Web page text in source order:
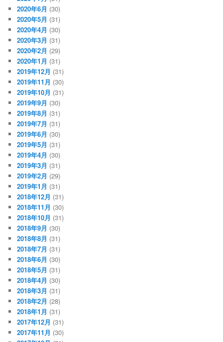
2020年6月 (30)
2020年5月 (31)
2020年4月 (30)
2020年3月 (31)
2020年2月 (29)
2020年1月 (31)
2019年12月 (31)
2019年11月 (30)
2019年10月 (31)
2019年9月 (30)
2019年8月 (31)
2019年7月 (31)
2019年6月 (30)
2019年5月 (31)
2019年4月 (30)
2019年3月 (31)
2019年2月 (29)
2019年1月 (31)
2018年12月 (31)
2018年11月 (30)
2018年10月 (31)
2018年9月 (30)
2018年8月 (31)
2018年7月 (31)
2018年6月 (30)
2018年5月 (31)
2018年4月 (30)
2018年3月 (31)
2018年2月 (28)
2018年1月 (31)
2017年12月 (31)
2017年11月 (30)